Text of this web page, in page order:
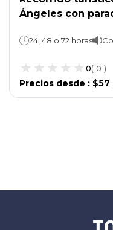
Ángeles con
24, 48 o 72 horas
0( 0 )
Precios desde : $57